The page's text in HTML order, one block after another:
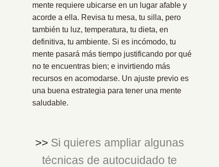
mente requiere ubicarse en un lugar afable y
acorde a ella. Revisa tu mesa, tu silla, pero
también tu luz, temperatura, tu dieta, en
definitiva, tu ambiente. Si es incómodo, tu
mente pasará más tiempo justificando por qué
no te encuentras bien; e invirtiendo más
recursos en acomodarse. Un ajuste previo es
una buena estrategia para tener una mente
saludable.
>>Si quieres ampliar algunas
técnicas de autocuidado te